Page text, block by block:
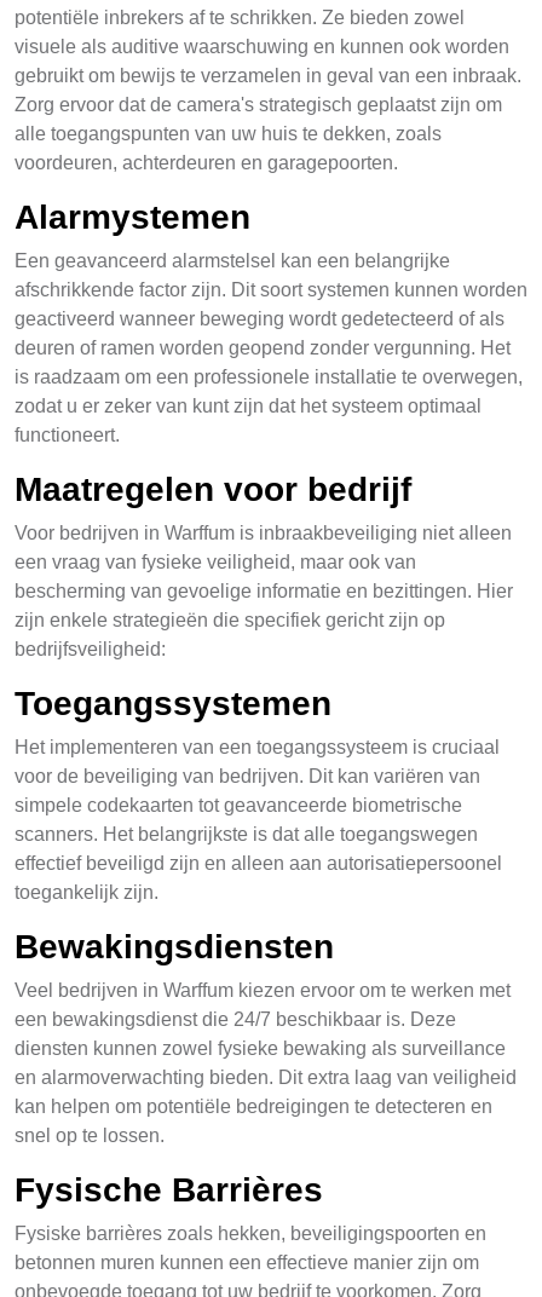
potentiële inbrekers af te schrikken. Ze bieden zowel
visuele als auditive waarschuwing en kunnen ook worden
gebruikt om bewijs te verzamelen in geval van een inbraak.
Zorg ervoor dat de camera's strategisch geplaatst zijn om
alle toegangspunten van uw huis te dekken, zoals
voordeuren, achterdeuren en garagepoorten.
Alarmystemen
Een geavanceerd alarmstelsel kan een belangrijke
afschrikkende factor zijn. Dit soort systemen kunnen worden
geactiveerd wanneer beweging wordt gedetecteerd of als
deuren of ramen worden geopend zonder vergunning. Het
is raadzaam om een professionele installatie te overwegen,
zodat u er zeker van kunt zijn dat het systeem optimaal
functioneert.
Maatregelen voor bedrijf
Voor bedrijven in Warffum is inbraakbeveiliging niet alleen
een vraag van fysieke veiligheid, maar ook van
bescherming van gevoelige informatie en bezittingen. Hier
zijn enkele strategieën die specifiek gericht zijn op
bedrijfsveiligheid:
Toegangssystemen
Het implementeren van een toegangssysteem is cruciaal
voor de beveiliging van bedrijven. Dit kan variëren van
simpele codekaarten tot geavanceerde biometrische
scanners. Het belangrijkste is dat alle toegangswegen
effectief beveiligd zijn en alleen aan autorisatiepersoonel
toegankelijk zijn.
Bewakingsdiensten
Veel bedrijven in Warffum kiezen ervoor om te werken met
een bewakingsdienst die 24/7 beschikbaar is. Deze
diensten kunnen zowel fysieke bewaking als surveillance
en alarmoverwachting bieden. Dit extra laag van veiligheid
kan helpen om potentiële bedreigingen te detecteren en
snel op te lossen.
Fysische Barrières
Fysiske barrières zoals hekken, beveiligingspoorten en
betonnen muren kunnen een effectieve manier zijn om
onbevoegde toegang tot uw bedrijf te voorkomen. Zorg